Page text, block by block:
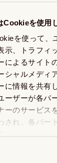
Cookieを使用
を使って、
示、トラフィ
によるサイト
シャルメディ
に情報を共有
ーザーが各パ
ーのサービス
され、各パー
GOOD
ショ
す